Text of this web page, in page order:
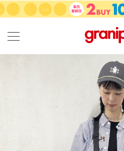
カテゴリーから探す
KIDS
カテゴリ
サイズ